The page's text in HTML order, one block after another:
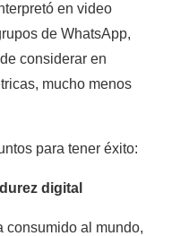
en video
de WhatsApp,
considerar en
mucho menos
para tener éxito:
digital
consumido al mundo,